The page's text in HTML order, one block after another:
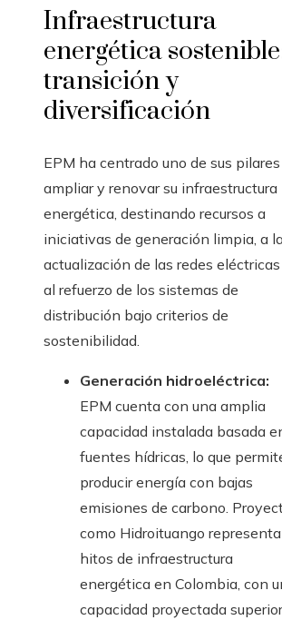
Infraestructura
energética
transición y
diversificación
EPM ha centrado uno de sus
ampliar y renovar su infraestructura
energética, destinando recursos a
iniciativas de generación limpia, a
actualización de las redes
al refuerzo de los sistemas de
distribución bajo criterios de
sostenibilidad.
Generación hidroeléctrica:
EPM cuenta con una amplia
capacidad instalada basada
fuentes hídricas, lo que
producir energía con bajas
emisiones de carbono.
como Hidroituango
hitos de infraestructura
energética en Colombia, con
capacidad proyectada